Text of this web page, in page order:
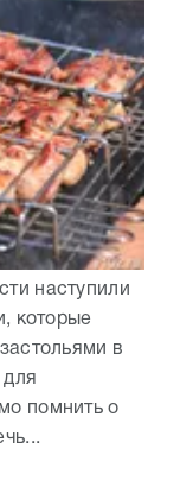
наступили
которые
в
для
помнить о